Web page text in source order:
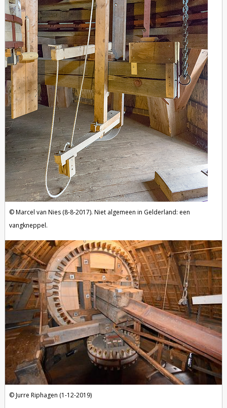
Marcel van Nies (8-8-2017). Niet algemeen in Gelderland: een
vangkneppel.
Jurre Riphagen (1-12-2019)